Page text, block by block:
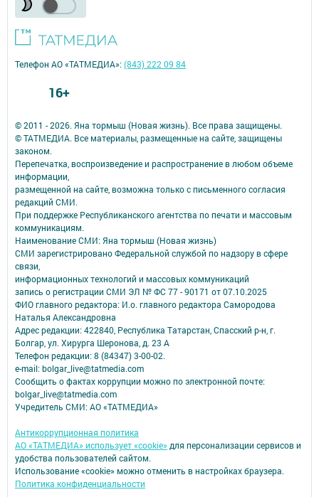
© 2011 - 2026. Яна тормыш (Новая жизнь). Все права защищены.
© ТАТМЕДИА. Все материалы, размещенные на сайте, защищены
законом.
Перепечатка, воспроизведение и распространение в любом объеме
информации,
размещенной на сайте, возможна только с письменного согласия
редакций СМИ.
При поддержке Республиканского агентства по печати и массовым
коммуникациям.
Наименование СМИ: Яна тормыш (Новая жизнь)
СМИ зарегистрировано Федеральной службой по надзору в сфере
связи,
информационных технологий и массовых коммуникаций
запись о регистрации СМИ ЭЛ № ФС 77 - 90171 от 07.10.2025
ФИО главного редактора: И.о. главного редактора Самородова
Наталья Александровна
Адрес редакции: 422840, Республика Татарстан, Спасский р-н, г.
Болгар, ул. Хирурга Шеронова, д. 23 А
Телефон редакции: 8 (84347) 3-00-02.
e-mail: bolgar_live@tatmedia.com
Сообщить о фактах коррупции можно по электронной почте:
bolgar_live@tatmedia.com
Учредитель СМИ: АО «ТАТМЕДИА»
Антикоррупционная политика
АО «ТАТМЕДИА» использует «cookie» для персонализации сервисов и
удобства пользователей сайтом.
Использование «cookie» можно отменить в настройках браузера.
Политика конфиденциальности
Телефон АО «ТАТМЕДИА»:(843) 222 09 84
16+